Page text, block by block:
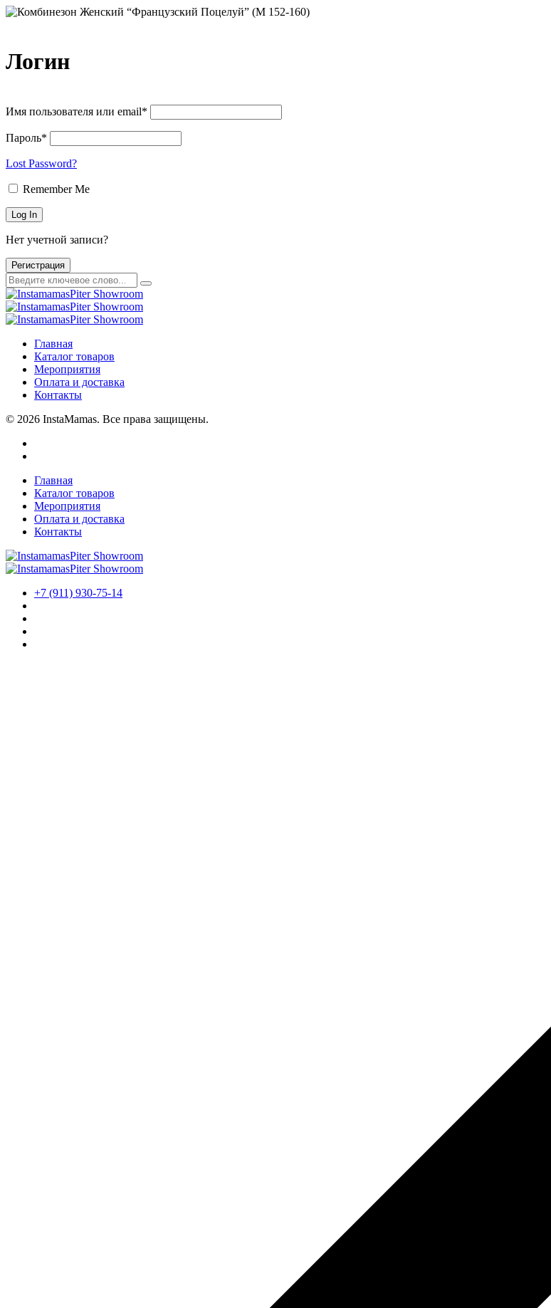
Логин
Имя пользователя или email*
Пароль*
Lost Password?
Remember Me
Нет учетной записи?
Регистрация
Главная
Каталог товаров
Мероприятия
Оплата и доставка
Контакты
© 2026 InstaMamas. Все права защищены.
Главная
Каталог товаров
Мероприятия
Оплата и доставка
Контакты
+7 (911) 930-75-14